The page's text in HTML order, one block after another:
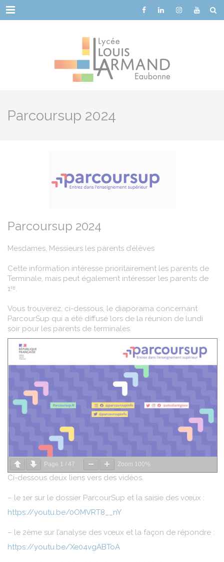
Menu
Parcoursup 2024
Parcoursup 2024
Mesdames, Messieurs les parents d’élèves
Cette information intéresse prioritairement les parents de
Terminale, mais peut également intéresser les parents de
1ʳᵉ.
Vous trouverez, ci-dessous, le diaporama concernant
ParcourSup qui a été diffusé lors de la réunion de lundi
soir pour les parents de terminales.
Page 1 / 47 Zoom 100%
Ci-dessous deux liens vers des vidéos.
– le 1er sur le dossier ParcourSup et la saisie des vœux :
https://youtu.be/0OMVRT8__nY
– le 2ème sur l’analyse des vœux et la façon de répondre :
https://youtu.be/Xe04vgABToA
Cookies management panel